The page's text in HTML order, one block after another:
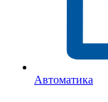
Автоматика